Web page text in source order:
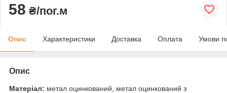
58 ₴/пог.м
Опис Характеристики Доставка Оплата Умови
Опис
Матеріал: метал оцинкований, метал оцинкований з